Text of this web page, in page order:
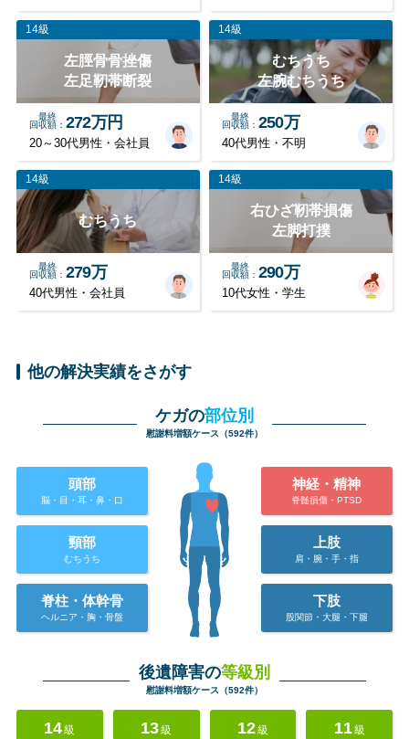
14級
左脛骨骨挫傷
左足靭帯断裂
最終
回収額
272万円
20～30代男性・会社員
14級
むちうち
左腕むちうち
最終
回収額
250万
40代男性・不明
14級
むちうち
最終
回収額
279万
40代男性・会社員
14級
右ひざ靭帯損傷
左脚打撲
最終
回収額
290万
10代女性・学生
他の解決実績をさがす
ケガの部位別
慰謝料増額ケース（592件）
頭部
脳・目・耳・鼻・口
神経・精神
脊髄損傷・PTSD
頸部
むちうち
上肢
肩・腕・手・指
脊柱・体幹骨
ヘルニア・胸・骨盤
下肢
股関節・大腿・下腿
後遺障害の等級別
慰謝料増額ケース（592件）
14級 13級 12級 11級